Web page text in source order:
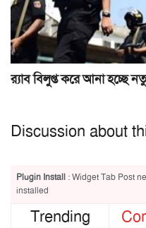
র‍্যাব বিলুপ্ত করে আনা হচ্ছে
Discussion about
Plugin Install : Widget Tab Post
installed
Trending